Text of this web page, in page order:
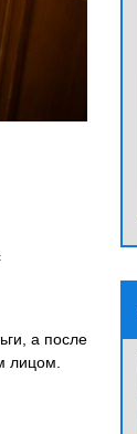
а после
лицом.